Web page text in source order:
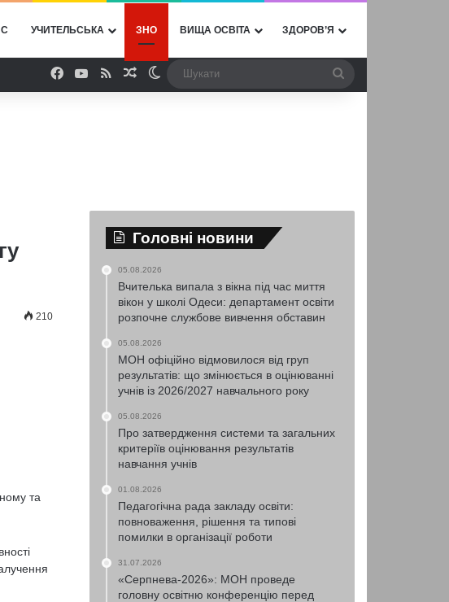
УЧИТЕЛЬСЬКА ЗНО ВИЩА ОСВІТА ЗДОРОВ’Я
Facebook
YouTube
RSSВипадкова стаття
Switch skin
210
та
Головні новини
05.08.2026
Вчителька випала з вікна під час миття
вікон у школі Одеси: департамент освіти
розпочне службове вивчення обставин
05.08.2026
МОН офіційно відмовилося від груп
результатів: що змінюється в оцінюванні
учнів із 2026/2027 навчального року
05.08.2026
Про затвердження системи та загальних
критеріїв оцінювання результатів
навчання учнів
01.08.2026
Педагогічна рада закладу освіти:
повноваження, рішення та типові
помилки в організації роботи
31.07.2026
«Серпнева-2026»: МОН проведе
головну освітню конференцію перед